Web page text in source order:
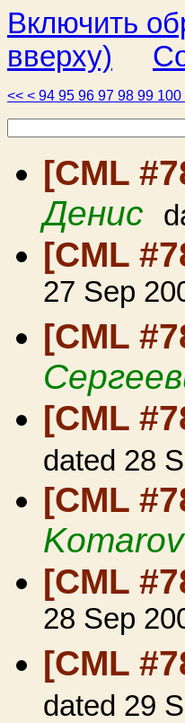
Включить
вверху)
<< < 94 95 96 97 98 99 100
[CML
Денис
[CML
27 Sep
[CML
[CML
dated 28
[CML
Komarov
[CML
28 Sep
[CML
dated 29